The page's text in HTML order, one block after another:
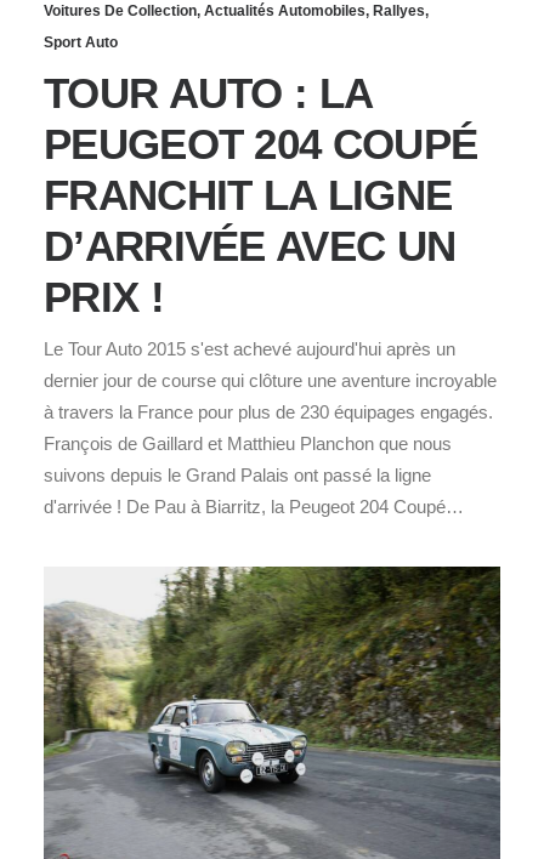
Voitures De Collection, Actualités Automobiles, Rallyes,
Sport Auto
TOUR AUTO : LA
PEUGEOT 204 COUPÉ
FRANCHIT LA LIGNE
D’ARRIVÉE AVEC UN
PRIX !
Le Tour Auto 2015 s'est achevé aujourd'hui après un
dernier jour de course qui clôture une aventure incroyable
à travers la France pour plus de 230 équipages engagés.
François de Gaillard et Matthieu Planchon que nous
suivons depuis le Grand Palais ont passé la ligne
d'arrivée ! De Pau à Biarritz, la Peugeot 204 Coupé…